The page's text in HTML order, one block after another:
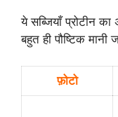
ये सब्जियाँ प्रोटीन
बहुत ही पौष्टिक मानी
फ़ोटो